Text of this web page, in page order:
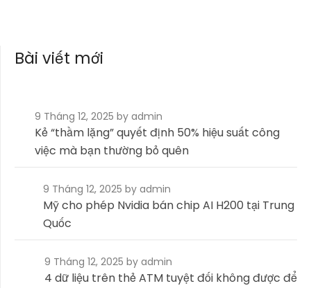
Bài viết mới
9 Tháng 12, 2025by admin
Kẻ “thầm lặng” quyết định 50% hiệu suất công
việc mà bạn thường bỏ quên
9 Tháng 12, 2025 by admin
Mỹ cho phép Nvidia bán chip AI H200 tại Trung
Quốc
9 Tháng 12, 2025 by admin
4 dữ liệu trên thẻ ATM tuyệt đối không được để